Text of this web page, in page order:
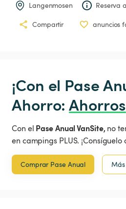
Langenmosen Reserva
Compartir anuncios
¡Con el Pase
Ahorro: Ahorros
Con el Pase Anual VanSite, no
en campings PLUS.
Comprar Pase Anual